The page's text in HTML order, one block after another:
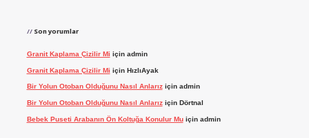
Son yorumlar
Granit Kaplama Çizilir Mi için admin
Granit Kaplama Çizilir Mi için HızlıAyak
Bir Yolun Otoban Olduğunu Nasıl Anlarıziçin admin
Bir Yolun Otoban Olduğunu Nasıl Anlarıziçin Dörtnal
Bebek Puseti Arabanın Ön Koltuğa Konulur Muiçin admin